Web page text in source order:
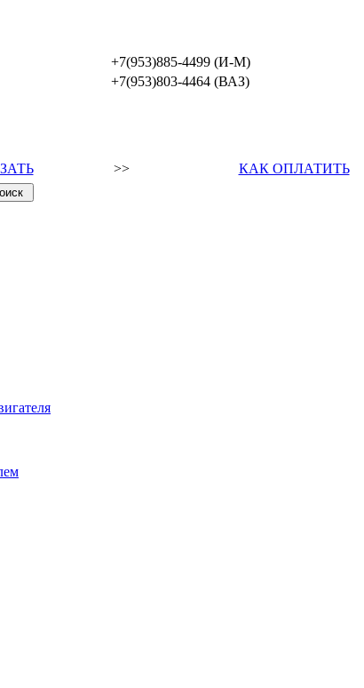
+7(953)885-4499 (И-М)
+7(953)803-4464 (ВАЗ)
>> КАК ОПЛАТИТЬ